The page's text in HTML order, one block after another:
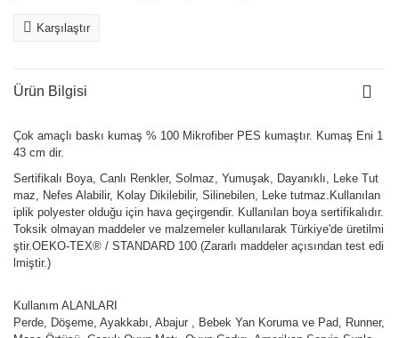
Karşılaştır
Ürün Bilgisi
Çok amaçlı baskı kumaş % 100 Mikrofiber PES kumaştır. Kumaş Eni 1
43 cm dir.
Sertifikalı Boya, Canlı Renkler, Solmaz, Yumuşak, Dayanıklı, Leke Tut
maz, Nefes Alabilir, Kolay Dikilebilir, Silinebilen, Leke tutmaz.Kullanılan
iplik polyester olduğu için hava geçirgendir. Kullanılan boya sertifikalıdır.
Toksik olmayan maddeler ve malzemeler kullanılarak Türkiye'de üretilmi
ştir.OEKO-TEX® / STANDARD 100 (Zararlı maddeler açısından test edi
lmiştir.)
Kullanım ALANLARI
Perde, Döşeme, Ayakkabı, Abajur , Bebek Yan Koruma ve Pad, Runner,